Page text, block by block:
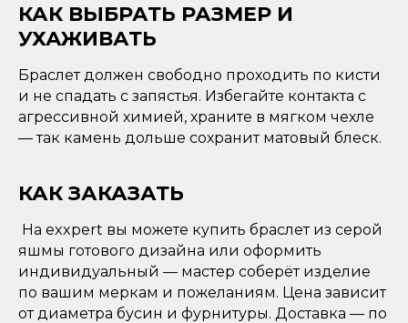
КАК ВЫБРАТЬ РАЗМЕР И
УХАЖИВАТЬ
Браслет должен свободно проходить по кисти
и не спадать с запястья. Избегайте контакта с
агрессивной химией, храните в мягком чехле
— так камень дольше сохранит матовый блеск.
КАК ЗАКАЗАТЬ
На exxpert вы можете купить браслет из серой
яшмы готового дизайна или оформить
индивидуальный — мастер соберёт изделие
по вашим меркам и пожеланиям. Цена зависит
от диаметра бусин и фурнитуры. Доставка — по